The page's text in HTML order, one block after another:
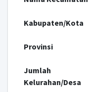
Kabupaten/Kota
Provinsi
Jumlah
Kelurahan/Desa